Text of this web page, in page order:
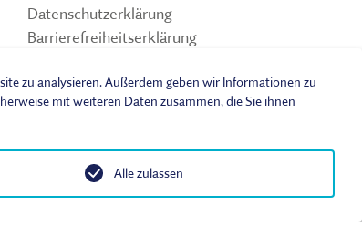
Datenschutzerklärung
Barrierefreiheitserklärung
Widerrufsbelehrung
Vertrag widerrufen
Benutzungsordnung
zu analysieren. Außerdem geben wir Informationen zu
mit weiteren Daten zusammen, die Sie ihnen
Alle zulassen